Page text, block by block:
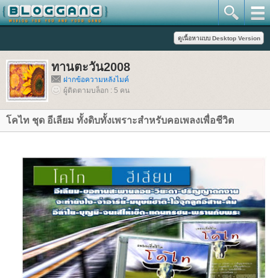
ทานตะวัน2008
ฝากข้อความหลังไมค์
ผู้ติดตามบล็อก : 5 คน
คไท ชุด อีเลียม ทั้งดิบทั้งเพราะสำหรับคอเพลงเพื่อชีวิต